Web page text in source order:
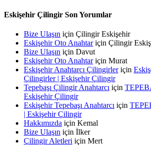
Eskişehir Çilingir Son Yorumlar
Bize Ulaşın için Çilingir Eskişehir
Eskişehir Oto Anahtariçin Çilingir
Bize Ulaşın için Davut
Eskişehir Oto Anahtariçin Murat
Eskişehir Anahtarcı Çilingirleriçin
Çilingirler | Eskişehir Çilingir
Tepebaşı Çilingir Anahtarcı için
Eskişehir Çilingir
Eskişehir Tepebaşı Anahtarcı için
| Eskişehir Çilingir
Hakkımızda için Kemal
Bize Ulaşın için İlker
Çilingir Aletleri için Mert